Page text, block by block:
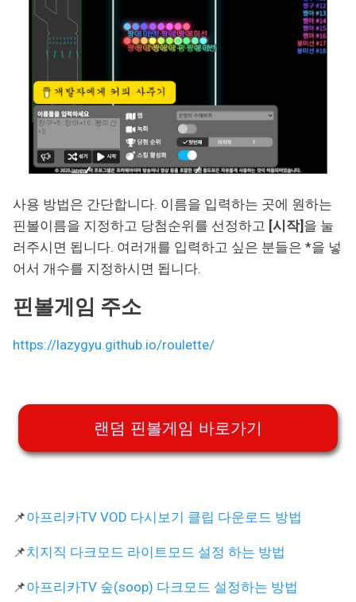
사용 방법은 간단합니다. 이름을 입력하는 곳에 원하는
핀볼이름을 지정하고 당첨순위를 선정하고 [시작]을 눌
러주시면 됩니다. 여러개를 입력하고 싶은 분들은 *을 넣
어서 개수를 지정하시면 됩니다.
핀볼게임 주소
https://lazygyu.github.io/roulette/
랜덤 핀볼게임 바로가기
📌아프리카TV VOD 다시보기 클립 다운로드 방법
📌치지직 다크모드 라이트모드 설정 하는 방법
📌아프리카TV 숲(soop) 다크모드 설정하는 방법